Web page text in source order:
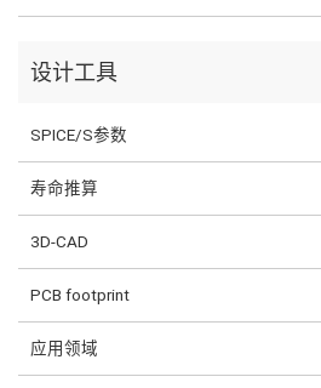
设计工具
SPICE/S参数
寿命推算
3D-CAD
PCB footprint
应用领域